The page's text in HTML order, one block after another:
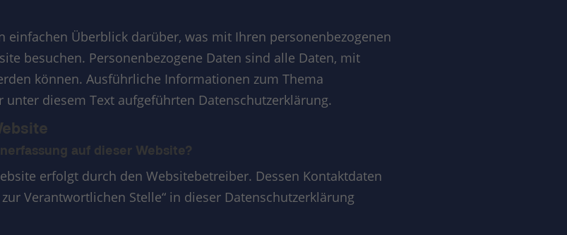
einfachen Überblick darüber, was mit Ihren personenbezogenen
besuchen. Personenbezogene Daten sind alle Daten, mit
können. Ausführliche Informationen zum Thema
unter diesem Text aufgeführten Datenschutzerklärung.
auf dieser Website?
erfolgt durch den Websitebetreiber. Dessen Kontaktdaten
Verantwortlichen Stelle“ in dieser Datenschutzerklärung